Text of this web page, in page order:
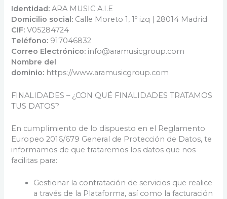
Identidad: ARA MUSIC A.I.E
Domicilio social: Calle Moreto 1, 1º izq | 28014 Madrid
CIF: V05284724
Teléfono: 917046832
Correo Electrónico: info@aramusicgroup.com
Nombre del
dominio: https://www.aramusicgroup.com
FINALIDADES – ¿CON QUÉ FINALIDADES TRATAMOS
TUS DATOS?
En cumplimiento de lo dispuesto en el Reglamento
Europeo 2016/679 General de Protección de Datos, te
informamos de que trataremos los datos que nos
facilitas para:
Gestionar la contratación de servicios que realice
a través de la Plataforma, así como la facturación